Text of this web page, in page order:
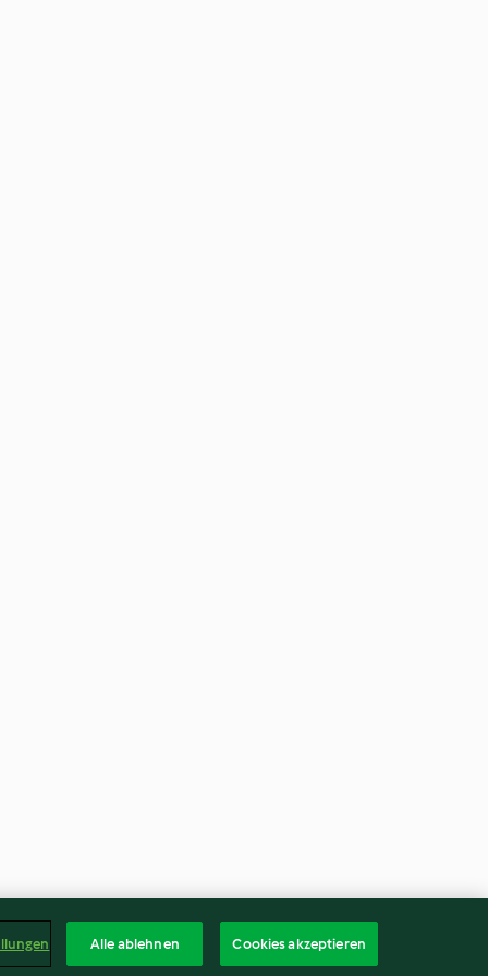
Alle ablehnen Cookies akzeptieren